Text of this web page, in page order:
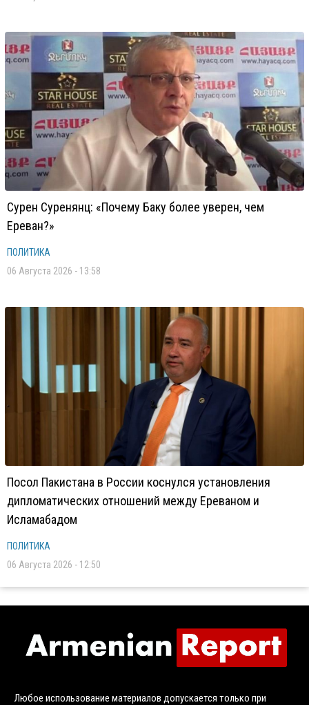
Сурен Суренянц: «Почему Баку более уверен, чем
Ереван?»
ПОЛИТИКА
06 Августа 2026 - 13:58
Посол Пакистана в России коснулся установления
дипломатических отношений между Ереваном и
Исламабадом
ПОЛИТИКА
06 Августа 2026 - 12:50
Любое использование материалов допускается только при